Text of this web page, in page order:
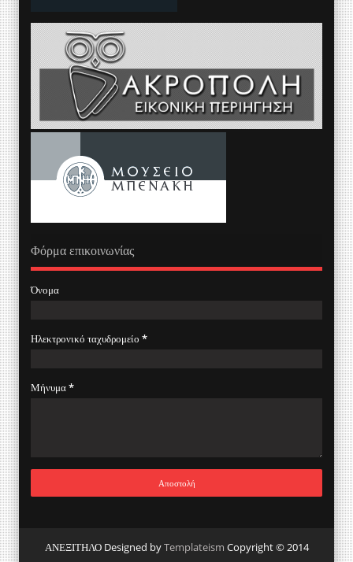
Φόρμα επικοινωνίας
Όνομα
Ηλεκτρονικό ταχυδρομείο *
Μήνυμα*
ΑΝΕΞΙΤΗΛΟ Designed byTemplateism Copyright © 2014